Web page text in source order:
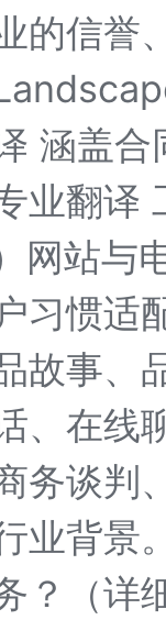
的信誉
涵盖
业翻译
网站与
习惯适
故事、
、在线
务谈判
业背景
？（详